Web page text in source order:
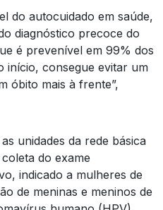
do autocuidado em saúde,
diagnóstico precoce do
é prevenível em 99% dos
início, consegue evitar um
óbito mais à frente”,
unidades da rede básica
do exame
indicado a mulheres de
de meninas e meninos de